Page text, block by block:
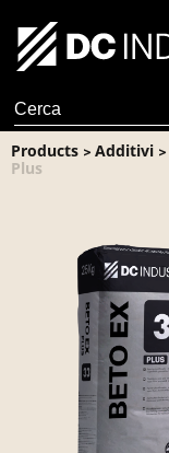
Search
for:
Products > Additivi >
Plus